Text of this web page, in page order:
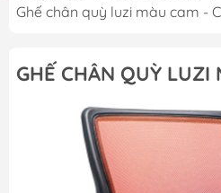
Ghế chân quỳ luzi màu cam -
GHẾ CHÂN QUỲ LUZI